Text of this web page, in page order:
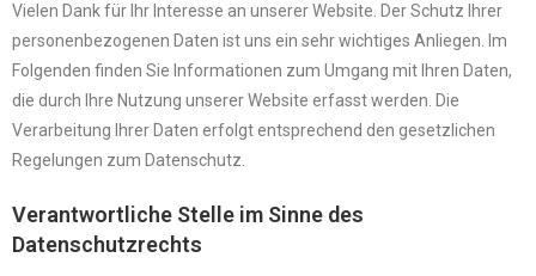
Vielen Dank für Ihr Interesse an unserer Website. Der Schutz Ihrer
personenbezogenen Daten ist uns ein sehr wichtiges Anliegen. Im
Folgenden finden Sie Informationen zum Umgang mit Ihren Daten,
die durch Ihre Nutzung unserer Website erfasst werden. Die
Verarbeitung Ihrer Daten erfolgt entsprechend den gesetzlichen
Regelungen zum Datenschutz.
Verantwortliche Stelle im Sinne des
Datenschutzrechts